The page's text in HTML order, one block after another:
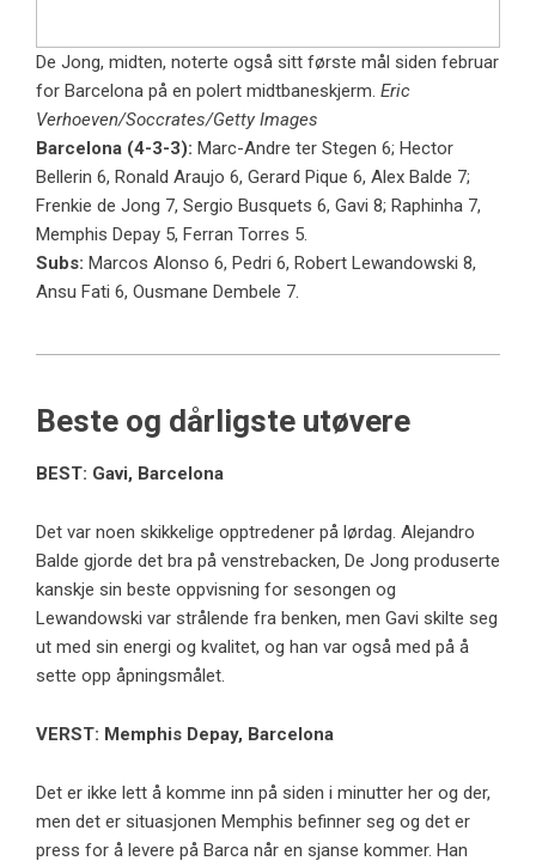
De Jong, midten, noterte også sitt første mål siden februar
for Barcelona på en polert midtbaneskjerm. Eric
Verhoeven/Soccrates/Getty Images
Barcelona (4-3-3): Marc-Andre ter Stegen 6; Hector
Bellerin 6, Ronald Araujo 6, Gerard Pique 6, Alex Balde 7;
Frenkie de Jong 7, Sergio Busquets 6, Gavi 8; Raphinha 7,
Memphis Depay 5, Ferran Torres 5.
Subs: Marcos Alonso 6, Pedri 6, Robert Lewandowski 8,
Ansu Fati 6, Ousmane Dembele 7.
Beste og dårligste utøvere
BEST: Gavi, Barcelona
Det var noen skikkelige opptredener på lørdag. Alejandro
Balde gjorde det bra på venstrebacken, De Jong produserte
kanskje sin beste oppvisning for sesongen og
Lewandowski var strålende fra benken, men Gavi skilte seg
ut med sin energi og kvalitet, og han var også med på å
sette opp åpningsmålet.
VERST: Memphis Depay, Barcelona
Det er ikke lett å komme inn på siden i minutter her og der,
men det er situasjonen Memphis befinner seg og det er
press for å levere på Barca når en sjanse kommer. Han